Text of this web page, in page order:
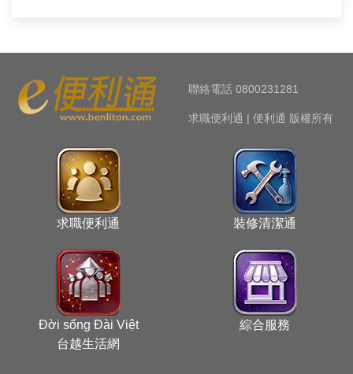
聯絡電話 0800231281
求職便利通 | 便利通 版權所有
求職便利通 裝修清潔通
Đời sống Đài Việt
台越生活網
綜合服務